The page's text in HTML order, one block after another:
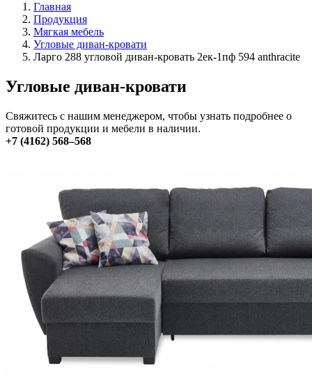
Главная
Продукция
Мягкая мебель
Угловые диван-кровати
Ларго 288 угловой диван-кровать 2ек-1пф 594 anthracite
Угловые диван-кровати
Свяжитесь с нашим менеджером, чтобы узнать подробнее о
готовой продукции и мебели в наличии.
+7 (4162) 568–568